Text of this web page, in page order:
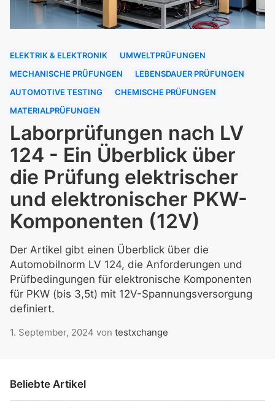
ELEKTRIK & ELEKTRONIK
UMWELTPRÜFUNGEN
MECHANISCHE PRÜFUNGEN
LEBENSDAUER PRÜFUNGEN
AUTOMOTIVE TESTING
CHEMISCHE PRÜFUNGEN
MATERIALPRÜFUNGEN
Laborprüfungen nach LV
124 - Ein Überblick über
die Prüfung elektrischer
und elektronischer PKW-
Komponenten (12V)
Der Artikel gibt einen Überblick über die
Automobilnorm LV 124, die Anforderungen und
Prüfbedingungen für elektronische Komponenten
für PKW (bis 3,5t) mit 12V-Spannungsversorgung
definiert.
1. September, 2024 von testxchange
Beliebte Artikel